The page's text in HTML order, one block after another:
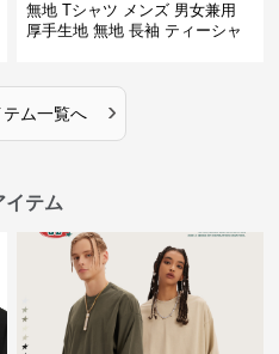
無地 Tシャツ メンズ 男女兼用
厚手生地 無地 長袖 ティーシャ
テム一覧へ ›
イテム